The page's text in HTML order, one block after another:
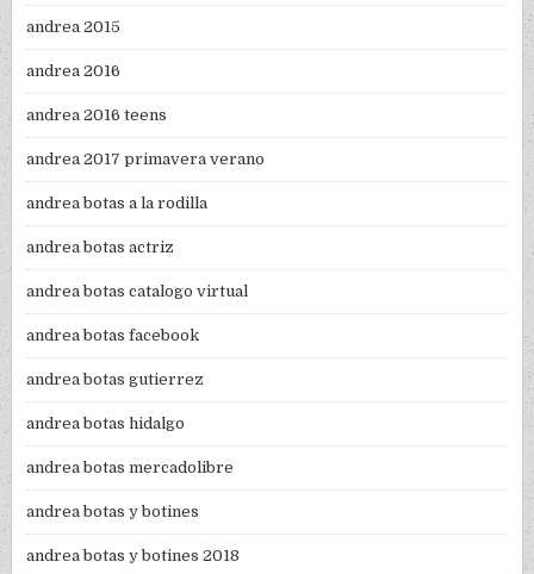
andrea 2015
andrea 2016
andrea 2016 teens
andrea 2017 primavera verano
andrea botas a la rodilla
andrea botas actriz
andrea botas catalogo virtual
andrea botas facebook
andrea botas gutierrez
andrea botas hidalgo
andrea botas mercadolibre
andrea botas y botines
andrea botas y botines 2018